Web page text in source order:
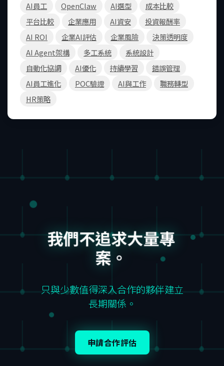
AI員工
OpenClaw AI選型
成本比較
平台比較
企業應用 AI資安
投資報酬率
AI ROI
企業AI評估 企業風險
決策透明度
AI Agent架構
多工系統
系統設計
自動化協調
AI優化 持續學習
錯誤管理
AI員工進化
POC驗證 AI與工作
職務轉型
HR策略
我們不追求大量專
案。
只與少數值得深入合作的夥伴建立
長期關係。
申請合作評估